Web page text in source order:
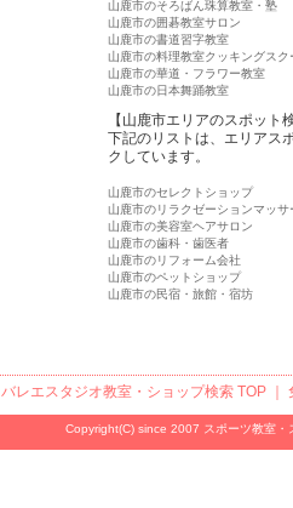
山鹿市のそろばん珠算教室・塾
山鹿市の囲碁教室サロン
山鹿市の書道習字教室
山鹿市の料理教室クッキングスク
山鹿市の華道・フラワー教室
山鹿市の日本舞踊教室
【山鹿市エリアのスポット
下記のリストは、エリアス
クしています。
山鹿市のセレクトショップ
山鹿市のリラクゼーションマッサ
山鹿市の美容室ヘアサロン
山鹿市の歯科・歯医者
山鹿市のリフォーム会社
山鹿市のペットショップ
山鹿市の民宿・旅館・宿坊
バレエスタジオ教室・ショップ検索TOP ｜
Copyright(C) since 2007 スポーツ教室・